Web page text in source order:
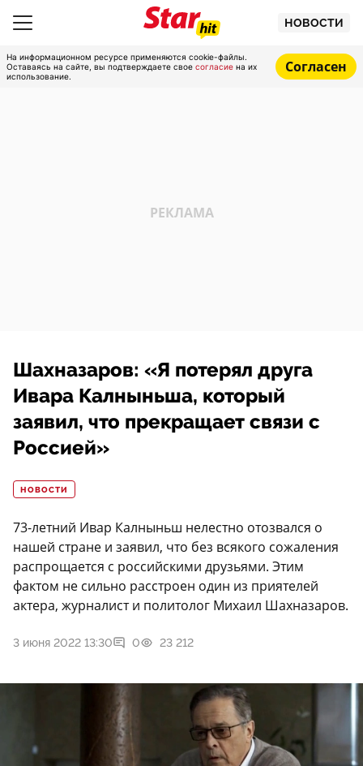
НОВОСТИ
На информационном ресурсе применяются cookie-файлы.
Оставаясь на сайте, вы подтверждаете свое согласие на их
использование.
Согласен
Шахназаров: «Я потерял друга
Ивара Калныньша, который
заявил, что прекращает связи с
Россией»
НОВОСТИ
73-летний Ивар Калныньш нелестно отозвался о
нашей стране и заявил, что без всякого сожаления
распрощается с российскими друзьями. Этим
фактом не сильно расстроен один из приятелей
актера, журналист и политолог Михаил Шахназаров.
3 июня 2022 13:30 0 23 212